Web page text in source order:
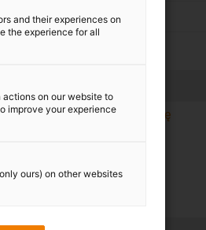
M4
Zapytanie o cenę
and their experiences on
the experience for all
on our website to
improve your experience
ours) on other websites